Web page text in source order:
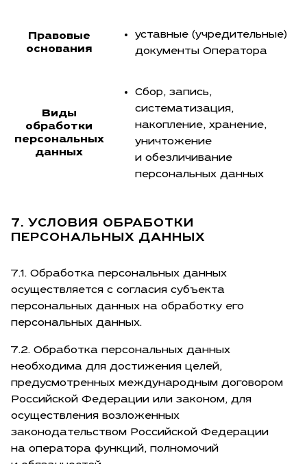
Правовые
основания
уставные (учредительные)
документы Оператора
Виды
обработки
персональных
данных
Сбор, запись,
систематизация,
накопление, хранение,
уничтожение
и обезличивание
персональных данных
7. УСЛОВИЯ ОБРАБОТКИ
ПЕРСОНАЛЬНЫХ ДАННЫХ
7.1. Обработка персональных данных
осуществляется с согласия субъекта
персональных данных на обработку его
персональных данных.
7.2. Обработка персональных данных
необходима для достижения целей,
предусмотренных международным договором
Российской Федерации или законом, для
осуществления возложенных
законодательством Российской Федерации
на оператора функций, полномочий